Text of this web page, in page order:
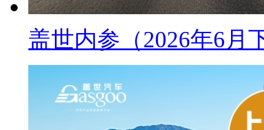
盖世内参（2026年6月